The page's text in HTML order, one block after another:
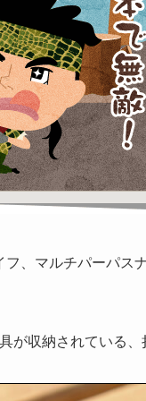
、マルチパーパス
が収納されている、